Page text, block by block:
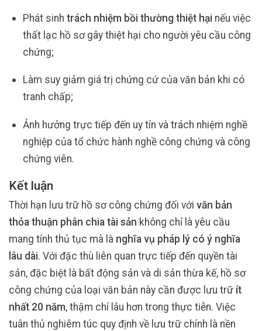
Phát sinh trách nhiệm bồi thường thiệt hại nếu việc
thất lạc hồ sơ gây thiệt hại cho người yêu cầu công
chứng;
Làm suy giảm giá trị chứng cứ của văn bản khi có
tranh chấp;
Ảnh hưởng trực tiếp đến uy tín và trách nhiệm nghề
nghiệp của tổ chức hành nghề công chứng và công
chứng viên.
Kết luận
Thời hạn lưu trữ hồ sơ công chứng đối với văn bản
thỏa thuận phân chia tài sản không chỉ là yêu cầu
mang tính thủ tục mà là nghĩa vụ pháp lý có ý nghĩa
lâu dài. Với đặc thù liên quan trực tiếp đến quyền tài
sản, đặc biệt là bất động sản và di sản thừa kế, hồ sơ
công chứng của loại văn bản này cần được lưu trữ ít
nhất 20 năm, thậm chí lâu hơn trong thực tiễn. Việc
tuân thủ nghiêm túc quy định về lưu trữ chính là nền